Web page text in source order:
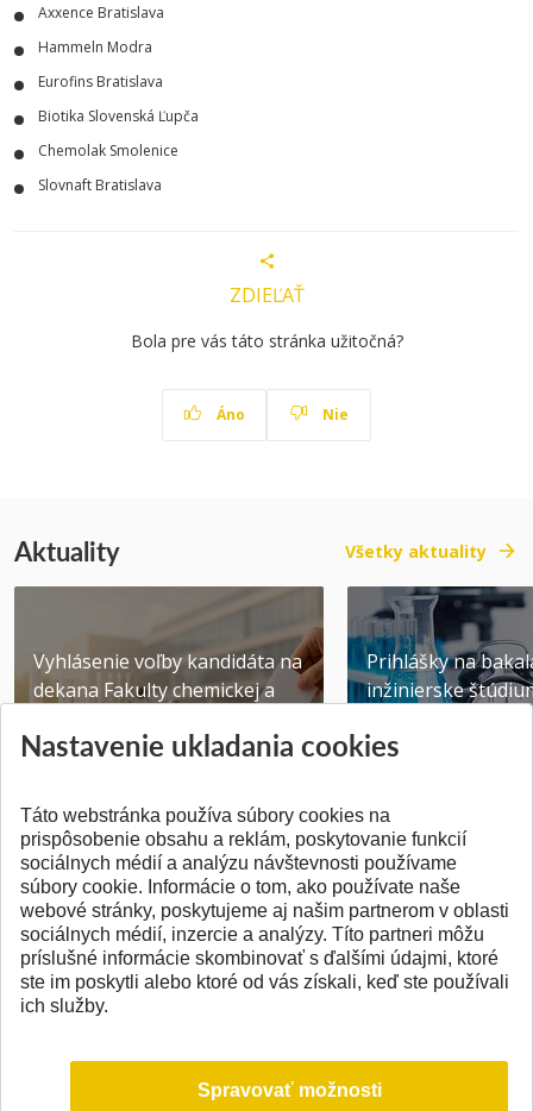
Axxence Bratislava
Hammeln Modra
Eurofins Bratislava
Biotika Slovenská Ľupča
Chemolak Smolenice
Slovnaft Bratislava
ZDIEĽAŤ
Bola pre vás táto stránka užitočná?
Áno Nie
Aktuality Všetky aktuality
Vyhlásenie voľby kandidáta na
dekana Fakulty chemickej a
Publikované 31.07.2026
Prihlášky na
inžinierske
Publikované
SPÄŤ NA VRCH
Nastavenie ukladania cookies
Táto webstránka používa súbory cookies na
prispôsobenie obsahu a reklám, poskytovanie funkcií
sociálnych médií a analýzu návštevnosti používame
súbory cookie. Informácie o tom, ako používate naše
webové stránky, poskytujeme aj našim partnerom v oblasti
sociálnych médií, inzercie a analýzy. Títo partneri môžu
príslušné informácie skombinovať s ďalšími údajmi, ktoré
ste im poskytli alebo ktoré od vás získali, keď ste používali
ich služby.
Spravovať možnosti